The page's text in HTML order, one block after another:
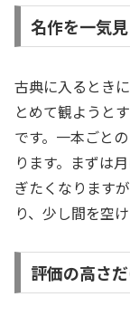
名作を一気
古典に入るとき
とめて観ようと
です。一本ごと
ります。まずは
ぎたくなります
り、少し間を空
評価の高さ